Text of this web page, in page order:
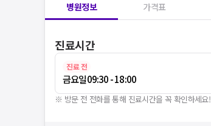
병원정보 가격표
진료시간
진료 전
금요일09:30 - 18:00
※ 방문 전 전화를 통해 진료시간을 꼭 확인하세요!